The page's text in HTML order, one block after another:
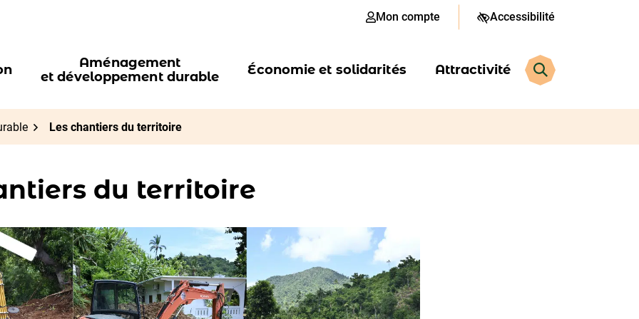
Mon compte Accessibilité
Aménagement
et développement durable
Économie et solidarités Attractivité Rechercher
Les chantiers du territoire
du territoire